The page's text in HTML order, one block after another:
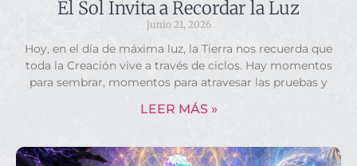
El Sol Invita a Recordar la Luz
junio 21, 2026
Hoy, en el día de máxima luz, la Tierra nos recuerda que
toda la Creación vive a través de ciclos. Hay momentos
para sembrar, momentos para atravesar las pruebas y
LEER MÁS »